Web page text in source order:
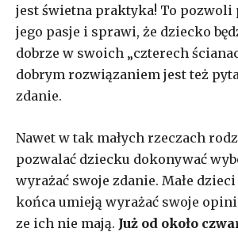
jest świetna praktyka! To pozwoli
jego pasje i sprawi, że dziecko
dobrze w swoich „czterech
dobrym rozwiązaniem jest też
zdanie.
Nawet w tak małych rzeczach
pozwalać dziecku dokonywać
wyrażać swoje zdanie. Małe
końca umieją wyrażać swoje
ze ich nie mają. Już od około